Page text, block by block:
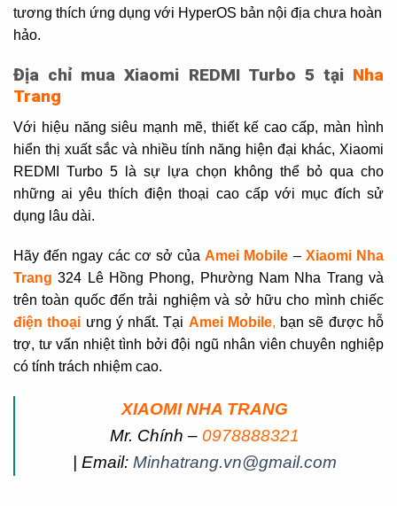
tương thích ứng dụng với HyperOS bản nội địa chưa hoàn
hảo.
Địa chỉ mua Xiaomi REDMI Turbo 5 tại Nha
Trang
Với hiệu năng siêu mạnh mẽ, thiết kế cao cấp, màn hình
hiển thị xuất sắc và nhiều tính năng hiện đại khác, Xiaomi
REDMI Turbo 5 là sự lựa chọn không thể bỏ qua cho
những ai yêu thích điện thoại cao cấp với mục đích sử
dụng lâu dài.
Hãy đến ngay các cơ sở củaAmei Mobile – Xiaomi Nha
Trang 324 Lê Hồng Phong, Phường Nam Nha Trang và
trên toàn quốc đến trải nghiệm và sở hữu cho mình chiếc
điện thoại ưng ý nhất. Tại Amei Mobile, bạn sẽ được hỗ
trợ, tư vấn nhiệt tình bởi đội ngũ nhân viên chuyên nghiệp
có tính trách nhiệm cao.
XIAOMI NHA TRANG
Mr. Chính – 0978888321
| Email: Minhatrang.vn@gmail.com